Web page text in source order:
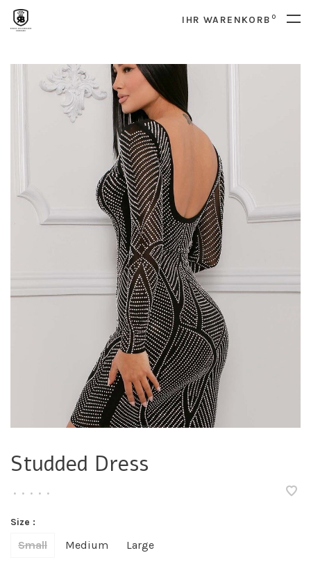
IHR WARENKORB 0
Studded Dress
• • • • •
Size :
Small Medium Large